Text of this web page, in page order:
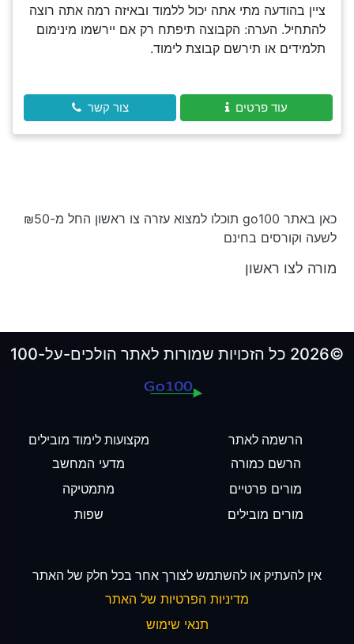
ציין בהודעה מתי אתה יכול ללמוד ובאיזה רמה אתה רוצה
להתחיל. הערה: הקבוצה תיפתח רק אם יירשמו מינימום
תלמידים או תירשם קבוצת לימוד.
עוד פרטים צור קשר
כאן באתר go100 תוכלו למצוא עזרה צו ראשון החל מ-₪50
לשעה וקורסים בחינם
מורה לצו ראשון
©2026 כל הזכויות שמורות לאתר הולכים-על-100
הרשמה לאתר
הרשם כמורה
מורים פרטיים
מורים מובילים
מקצועות לימוד מובילים
מדעי המחשב
מתמטיקה
שפות
אין להעתיק או להשתמש לצורך אחר בכל חלק של האתר
מדיניות הפרטיות של האתר
תנאי שימוש